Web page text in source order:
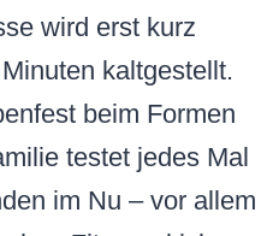
wird erst kurz
kaltgestellt.
beim Formen
testet jedes Mal
im Nu – vor allem